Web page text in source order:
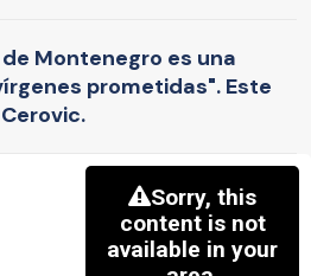
Montenegro es una
prometidas". Este